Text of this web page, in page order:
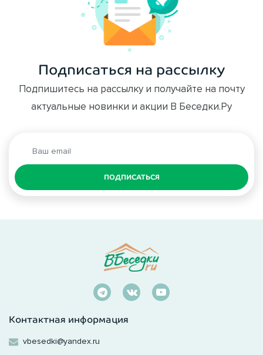
Подписаться на рассылку
Подпишитесь на рассылку и получайте на почту
актуальные новинки и акции В Беседки.Ру
ПОДПИСАТЬСЯ
Контактная информация
vbesedki@yandex.ru